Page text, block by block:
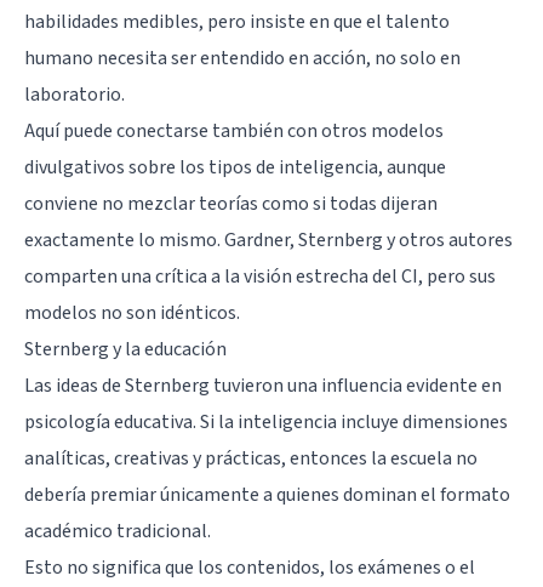
habilidades medibles, pero insiste en que el talento
humano necesita ser entendido en acción, no solo en
laboratorio.
Aquí puede conectarse también con otros modelos
divulgativos sobre los tipos de inteligencia, aunque
conviene no mezclar teorías como si todas dijeran
exactamente lo mismo. Gardner, Sternberg y otros autores
comparten una crítica a la visión estrecha del CI, pero sus
modelos no son idénticos.
Sternberg y la educación
Las ideas de Sternberg tuvieron una influencia evidente en
psicología educativa. Si la inteligencia incluye dimensiones
analíticas, creativas y prácticas, entonces la escuela no
debería premiar únicamente a quienes dominan el formato
académico tradicional.
Esto no significa que los contenidos, los exámenes o el